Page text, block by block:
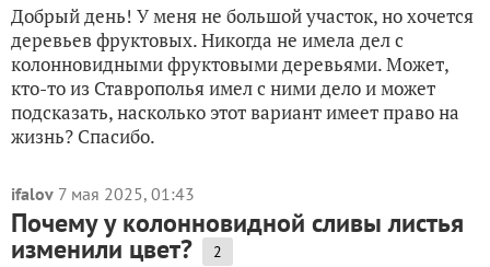
Добрый день! У меня не большой участок, но хочется
деревьев фруктовых. Никогда не имела дел с
колонновидными фруктовыми деревьями. Может,
кто-то из Ставрополья имел с ними дело и может
подсказать, насколько этот вариант имеет право на
жизнь? Спасибо.
ifalov 7 мая 2025, 01:43
Почему у колонновидной сливы листья
изменили цвет? 2